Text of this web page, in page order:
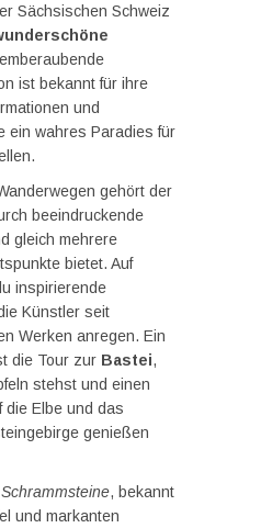
Sächsischen Schweiz
ist bekannt für ihre
und
ein wahres Paradies für
gehört der
beeindruckende
gleich mehrere
bietet. Auf
inspirierende
Künstler seit
Werken anregen. Ein
die Tour zur Bastei,
stehst und einen
die Elbe und das
genießen
Schrammsteine, bekannt
und markanten